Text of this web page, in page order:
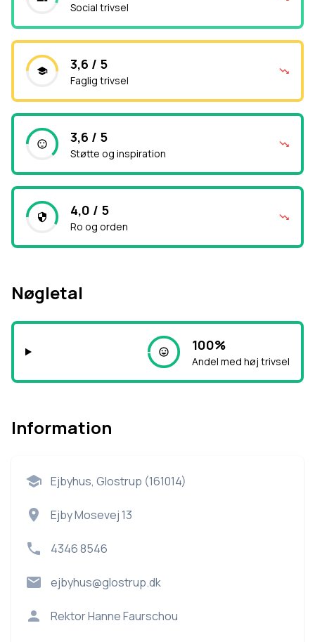
Social trivsel
3,6 / 5
Faglig trivsel
3,6 / 5
Støtte og inspiration
4,0 / 5
Ro og orden
Nøgletal
100%
Andel med høj trivsel
Information
Ejbyhus, Glostrup (161014)
Ejby Mosevej 13
4346 8546
ejbyhus@glostrup.dk
RektorHanne Faurschou